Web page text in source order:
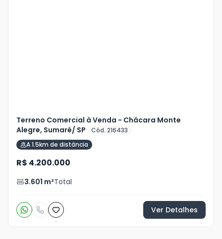
Terreno Comercial à Venda - Chácara Monte
Alegre, Sumaré/ SP
Cód. 216433
A 1.5km de distância
R$ 4.200.000
3.601 m²Total
Ver Detalhes